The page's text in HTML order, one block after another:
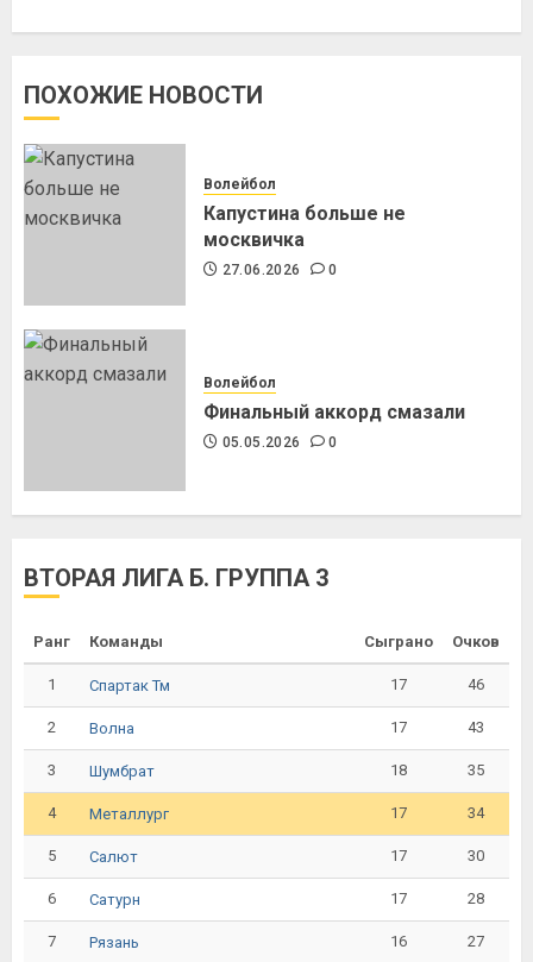
ПОХОЖИЕ НОВОСТИ
Волейбол
Капустина больше не
москвичка
27.06.2026 0
Волейбол
Финальный аккорд смазали
05.05.2026 0
ВТОРАЯ ЛИГА Б. ГРУППА 3
Ранг Команды Сыграно Очков
1 Спартак Тм 17 46
2 Волна 17 43
3 Шумбрат 18 35
4 Металлург 17 34
5 Салют 17 30
6 Сатурн 17 28
7 Рязань 16 27